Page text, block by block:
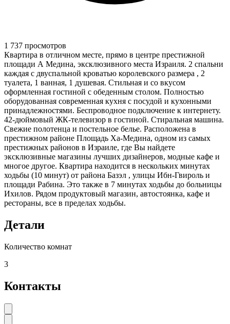
1 737 просмотров
Квартира в отличном месте, прямо в центре престижной
площади А Медина, эксклюзивного места Израиля. 2 спальни
каждая с двуспальной кроватью королевского размера , 2
туалета, 1 ванная, 1 душевая. Стильная и со вкусом
оформленная гостиной с обеденным столом. Полностью
оборудованная современная кухня с посудой и кухонными
принадлежностями. Беспроводное подключение к интернету.
42-дюймовый ЖК-телевизор в гостиной. Стиральная машина.
Свежие полотенца и постельное белье. Расположена в
престижном районе Площадь Ха-Медина, одном из самых
престижных районов в Израиле, где Вы найдете
эксклюзивные магазины лучших дизайнеров, модные кафе и
многое другое. Квартира находится в нескольких минутах
ходьбы (10 минут) от района Базэл , улицы Ибн-Гвироль и
площади Рабина. Это также в 7 минутах ходьбы до больницы
Ихилов. Рядом продуктовый магазин, автостоянка, кафе и
рестораны, все в пределах ходьбы.
Детали
Количество комнат
3
Контакты